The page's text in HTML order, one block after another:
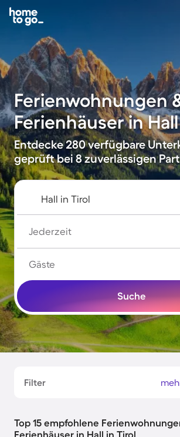
Ferienwohnungen
Ferienhäuser in
Entdecke 280 verfügbare
geprüft bei 8 zuverlässigen
Jederzeit
Gäste
Suche
Filter
Top 15 empfohlene
Ferienhäuser in Hall in Tirol